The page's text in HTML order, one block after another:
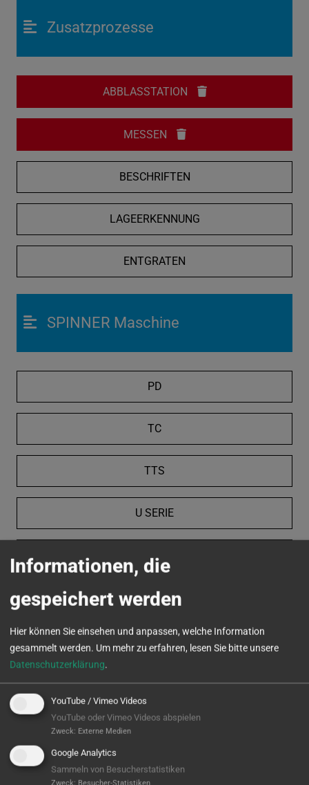
Zusatzprozesse
ABBLASSTATION
MESSEN
BESCHRIFTEN
LAGEERKENNUNG
ENTGRATEN
SPINNER Maschine
PD
TC
TTS
U SERIE
VC SERIE
MICROTURN
Informationen, die
gespeichert werden
Hier können Sie einsehen und anpassen, welche Information
gesammelt werden. Um mehr zu erfahren, lesen Sie bitte unsere
Datenschutzerklärung.
YouTube / Vimeo Videos
YouTube oder Vimeo Videos abspielen
Zweck: Externe Medien
Google Analytics
Sammeln von Besucherstatistiken
Zweck: Besucher-Statistiken